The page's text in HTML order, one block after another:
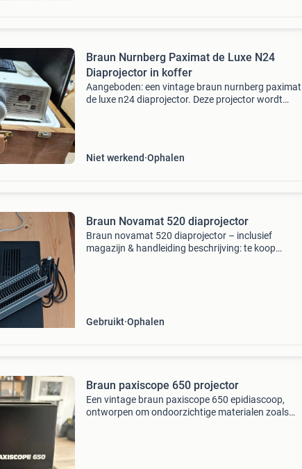
Braun Nurnberg Paximat de Luxe N24
Diaprojector in koffer
Aangeboden: een vintage braun nurnberg paximat
de luxe n24 diaprojector. Deze projector wordt
Niet werkend Ophalen
Braun Novamat 520 diaprojector
Braun novamat 520 diaprojector – inclusief
magazijn & handleiding beschrijving: te koop
Gebruikt Ophalen
Braun paxiscope 650 projector
Een vintage braun paxiscope 650 epidiascoop,
ontworpen om ondoorzichtige materialen zoals